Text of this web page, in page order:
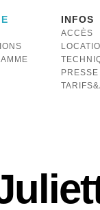
INFOS
ACCÈS
PRESSE